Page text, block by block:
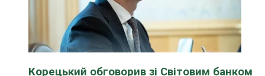
Корецький обговорив зі Світовим банком